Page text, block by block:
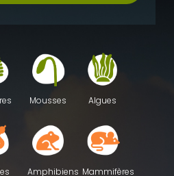
Mousses Algues
Amphibiens Mammifères